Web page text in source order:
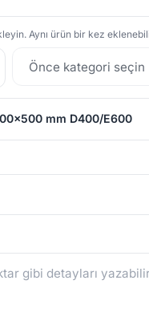
Aynı ürün bir kez
mm D400/E600